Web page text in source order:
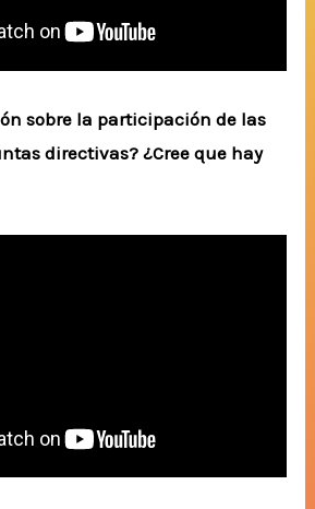
sobre la participación de las
directivas? ¿Cree que hay